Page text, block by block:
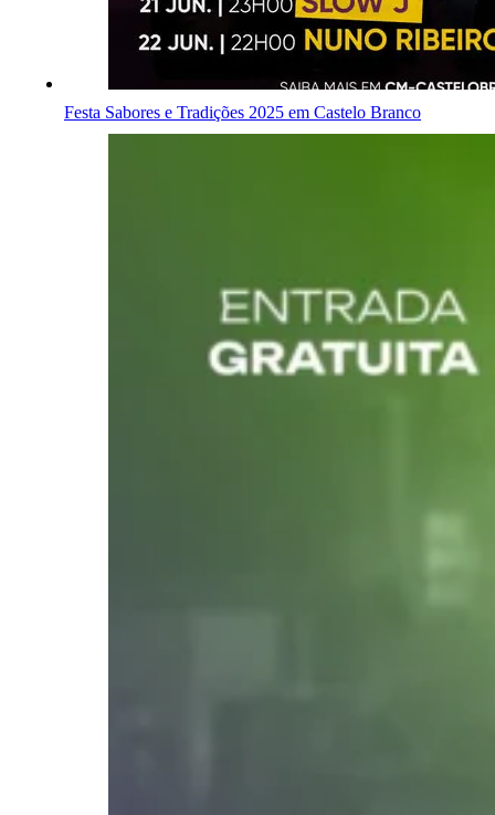
Festa Sabores e Tradições 2025 em Castelo Branco